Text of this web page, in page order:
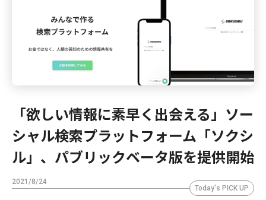
「欲しい情報に素早く出会える」ソー
シャル検索プラットフォーム「ソクシ
ル」、パブリックベータ版を提供開始
2021/8/24
Today's PICK UP